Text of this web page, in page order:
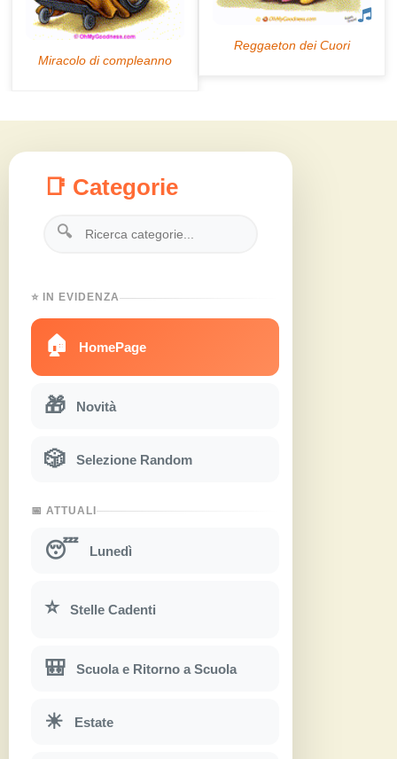
📑 Categorie
🔍
⭐ IN EVIDENZA
🏠 HomePage
🎁 Novità
🎲 Selezione Random
📅 ATTUALI
😴 Lunedì
⭐ Stelle Cadenti
🎒 Scuola e Ritorno a Scuola
☀ Estate